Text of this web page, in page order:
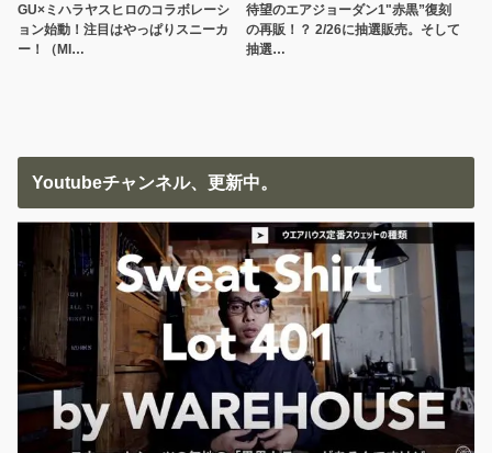
GU×ミハラヤスヒロのコラボレーシ
ョン始動！注目はやっぱりスニーカ
ー！（MI…
待望のエアジョーダン1"赤黒”復刻
の再販！？ 2/26に抽選販売。そして
抽選…
Youtubeチャンネル、更新中。